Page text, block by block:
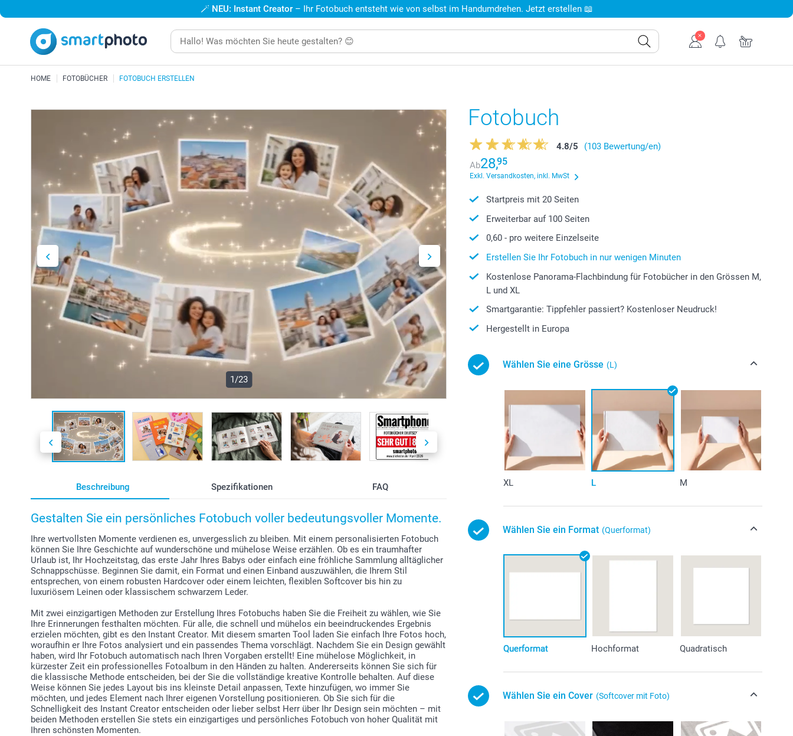
🪄 NEU: Instant Creator – Ihr Fotobuch entsteht wie von selbst im Handumdrehen. Jetzt erstellen 📖
HOME FOTOBÜCHER FOTOBUCH ERSTELLEN
1/23
Beschreibung Spezifikationen FAQ
Gestalten Sie ein persönliches Fotobuch voller bedeutungsvoller Momente.
Ihre wertvollsten Momente verdienen es, unvergesslich zu bleiben. Mit einem personalisierten Fotobuch
können Sie Ihre Geschichte auf wunderschöne und mühelose Weise erzählen. Ob es ein traumhafter
Urlaub ist, Ihr Hochzeitstag, das erste Jahr Ihres Babys oder einfach eine fröhliche Sammlung alltäglicher
Schnappschüsse. Beginnen Sie damit, ein Format und einen Einband auszuwählen, die Ihrem Stil
entsprechen, von einem robusten Hardcover oder einem leichten, flexiblen Softcover bis hin zu
luxuriösem Leinen oder klassischem schwarzem Leder.
Mit zwei einzigartigen Methoden zur Erstellung Ihres Fotobuchs haben Sie die Freiheit zu wählen, wie Sie
Ihre Erinnerungen festhalten möchten. Für alle, die schnell und mühelos ein beeindruckendes Ergebnis
erzielen möchten, gibt es den Instant Creator. Mit diesem smarten Tool laden Sie einfach Ihre Fotos hoch,
woraufhin er Ihre Fotos analysiert und ein passendes Thema vorschlägt. Nachdem Sie ein Design gewählt
haben, wird Ihr Fotobuch automatisch nach Ihren Vorgaben erstellt! Eine mühelose Möglichkeit, in
kürzester Zeit ein professionelles Fotoalbum in den Händen zu halten. Andererseits können Sie sich für
die klassische Methode entscheiden, bei der Sie die vollständige kreative Kontrolle behalten. Auf diese
Weise können Sie jedes Layout bis ins kleinste Detail anpassen, Texte hinzufügen, wo immer Sie
möchten, und jedes Element nach Ihrer eigenen Vorstellung positionieren. Ob Sie sich für die
Schnelligkeit des Instant Creator entscheiden oder lieber selbst Herr über Ihr Design sein möchten – mit
beiden Methoden erstellen Sie stets ein einzigartiges und persönliches Fotobuch von hoher Qualität mit
Ihren schönsten Momenten.
Fotobuch
4.8/5
(103 Bewertung/en)
Ab28,95
Exkl. Versandkosten, inkl. MwSt
Startpreis mit20 Seiten
Erweiterbar auf 100 Seiten
0,60 - pro weitere Einzelseite
Erstellen Sie Ihr Fotobuch in nur wenigen Minuten
Kostenlose Panorama-Flachbindung für Fotobücher in den Grössen M,
L und XL
Smartgarantie: Tippfehler passiert? Kostenloser Neudruck!
Hergestellt in Europa
Wählen Sie eine Grösse (L)
XL L M
Wählen Sie ein Format (Querformat)
Querformat Hochformat Quadratisch
Wählen Sie ein Cover (Softcover mit Foto)